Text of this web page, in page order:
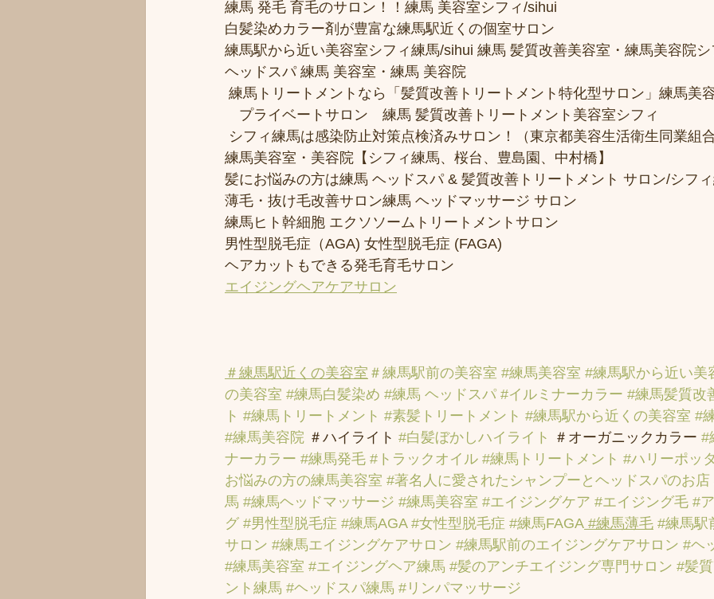
練馬 発毛 育毛のサロン！！練馬 美容室シフィ/sihui
白髪染めカラー剤が豊富な練馬駅近くの個室サロン
練馬駅から近い美容室シフィ練馬/sihui 練馬 髪質改善美容室・練馬美容院
ヘッドスパ 練馬 美容室・練馬 美容院
練馬トリートメントなら「髪質改善トリートメント特化型サロン」練馬美
プライベートサロン　練馬 髪質改善トリートメント美容室シフィ
シフィ練馬は感染防止対策点検済みサロン！（東京都美容生活衛生同業組
練馬美容室・美容院【シフィ練馬、桜台、豊島園、中村橋】
髪にお悩みの方は練馬 ヘッドスパ & 髪質改善トリートメント サロン/シフィ
薄毛・抜け毛改善サロン練馬 ヘッドマッサージ サロン
練馬ヒト幹細胞 エクソソームトリートメントサロン
男性型脱毛症（AGA) 女性型脱毛症 (FAGA)
ヘアカットもできる発毛育毛サロン
エイジングヘアケアサロン
＃練馬駅近くの美容室 ＃練馬駅前の美容室 #練馬美容室 #練馬駅から近い美
の美容室 #練馬白髪染め #練馬 ヘッドスパ #イルミナーカラー #練馬髪質改
ト #練馬トリートメント #素髪トリートメント #練馬駅から近くの美容室 #
#練馬美容院 ＃ハイライト #白髪ぼかしハイライト ＃オーガニックカラー #
ナーカラー #練馬発毛 #トラックオイル #練馬トリートメント #ハリーポッ
お悩みの方の練馬美容室 #著名人に愛されたシャンプーとヘッドスパのお店
馬 #練馬ヘッドマッサージ #練馬美容室 #エイジングケア #エイジング毛 #
グ #男性型脱毛症 #練馬AGA #女性型脱毛症 #練馬FAGA #練馬薄毛 #練馬駅
サロン #練馬エイジングケアサロン #練馬駅前のエイジングケアサロン #ヘ
#練馬美容室 #エイジングヘア練馬 #髪のアンチエイジング専門サロン #髪
ント練馬 #ヘッドスパ練馬 #リンパマッサージ